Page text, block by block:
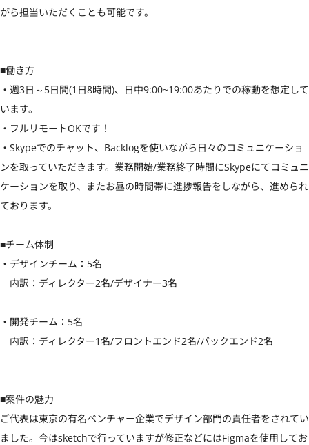
がら担当いただくことも可能です。
■働き方
・週3日～5日間(1日8時間)、日中9:00~19:00あたりでの稼動を想定して
います。
・フルリモートOKです！
・Skypeでのチャット、Backlogを使いながら日々のコミュニケーショ
ンを取っていただきます。業務開始/業務終了時間にSkypeにてコミュニ
ケーションを取り、またお昼の時間帯に進捗報告をしながら、進められ
ております。
■チーム体制
・デザインチーム：5名
内訳：ディレクター2名/デザイナー3名
・開発チーム：5名
内訳：ディレクター1名/フロントエンド2名/バックエンド2名
■案件の魅力
ご代表は東京の有名ベンチャー企業でデザイン部門の責任者をされてい
ました。今はsketchで行っていますが修正などにはFigmaを使用してお